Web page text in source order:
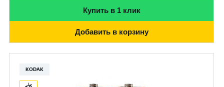
Купить в 1 клик
Добавить в корзину
KODAK